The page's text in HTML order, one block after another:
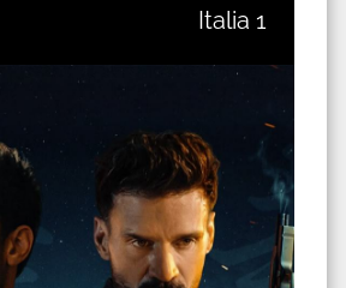
Italia 1